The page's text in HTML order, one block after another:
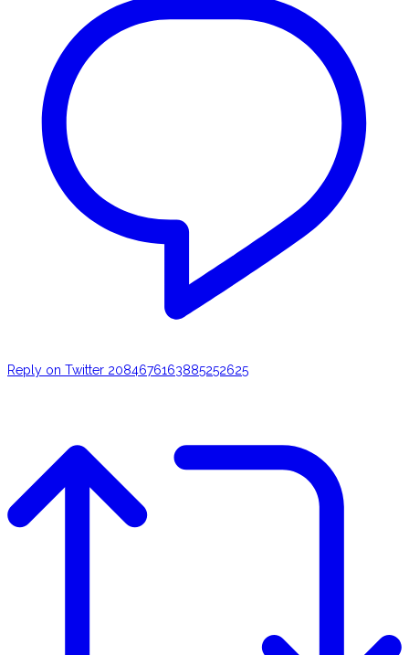
Reply on Twitter 2084676163885252625